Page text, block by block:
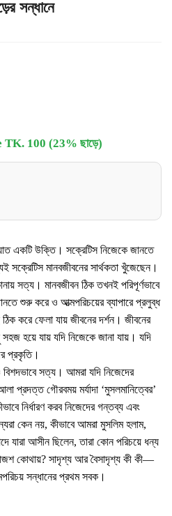
সন্ধানে
TK. 100 (23% ছাড়ে)
একটি উক্তি। সক্রেটিস নিজেকে জানতে
সক্রেটিস মানবজীবনের সার্থকতা খুঁজেছেন।
সত্য। মানবজীবন ঠিক তখনই পরিপূর্ণভাবে
শুরু করে ও আত্মপরিচয়ের ব্যাপারে প্রলুব্ধ
করে ফেলা যায় জীবনের দর্শন। জীবনের
হয়ে যায় যদি নিজেকে জানা যায়। যদি
প্রকৃতি।
বিশদভাবে সত্য। আমরা যদি নিজেদের
প্রদত্ত গৌরবময় মর্যাদা ‘মুসলমানিত্বের’
নির্ধারণ করব নিজেদের গন্তব্য এবং
কেন নয়, কীভাবে আমরা মুসলিম হলাম,
যারা আসীন ছিলেন, তারা কোন পরিচয়ে ধন্য
কোথায়? সাদৃশ্য আর বৈসাদৃশ্য কী কী—
সন্ধানের প্রথম সবক।